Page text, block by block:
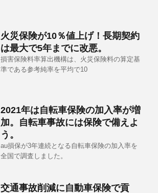
火災保険が10％値上げ！長期契約
は最大で5年までに改悪。
損害保険料率算出機構は、火災保険料の算定基
準である参考純率を平均で10
2021年は自転車保険の加入率が増
加。自転車事故には保険で備えよ
う。
au損保が3年連続となる自転車保険の加入率を
全国で調査しました。
交通事故削減に自動車保険で貢